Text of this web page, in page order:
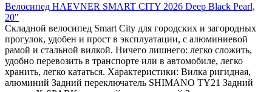
Велосипед HAEVNER SMART CITY 2026 Deep Black Pearl,
20"
Складной велосипед Smart City для городских и загородных
прогулок, удобен и прост в эксплуатации, с алюминиевой
рамой и стальной вилкой. Ничего лишнего: легко сложить,
удобно перевозить в транспорте или в автомобиле, легко
хранить, легко кататься. Характеристики: Вилка ригидная,
алюминий Задний переключатель SHIMANO TY21 Задний